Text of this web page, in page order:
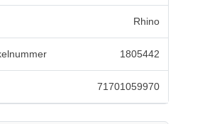
Rhino
1805442
71701059970